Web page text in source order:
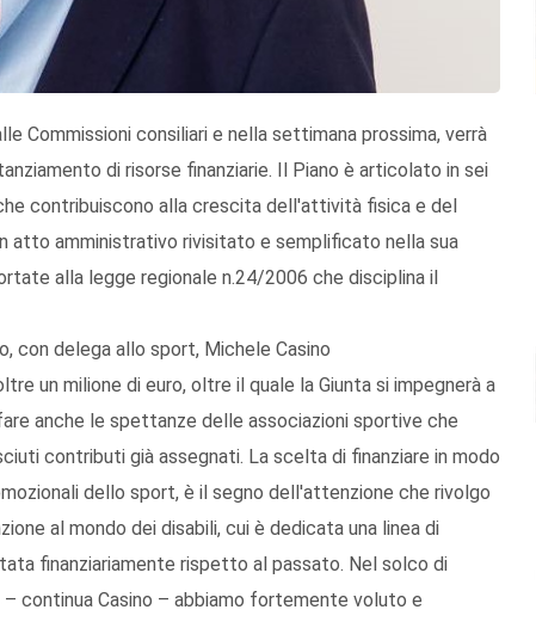
Commissioni consiliari e nella settimana prossima, verrà
di risorse finanziarie. Il Piano è articolato in sei
contribuiscono alla crescita dell'attività fisica e del
atto amministrativo rivisitato e semplificato nella sua
alla legge regionale n.24/2006 che disciplina il
con delega allo sport, Michele Casino
un milione di euro, oltre il quale la Giunta si impegnerà a
anche le spettanze delle associazioni sportive che
contributi già assegnati. La scelta di finanziare in modo
dello sport, è il segno dell'attenzione che rivolgo
al mondo dei disabili, cui è dedicata una linea di
finanziariamente rispetto al passato. Nel solco di
continua Casino – abbiamo fortemente voluto e